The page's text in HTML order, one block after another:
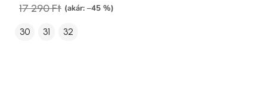
17 290 Ft (akár: –45 %)
30 31 32